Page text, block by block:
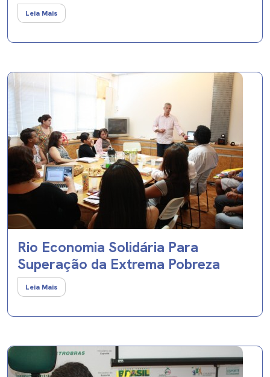
Leia Mais
Rio Economia Solidária Para
Superação da Extrema Pobreza
Leia Mais